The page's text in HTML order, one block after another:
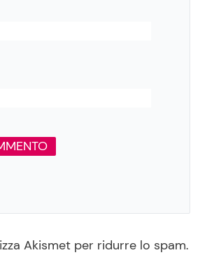
Akismet per ridurre lo spam.